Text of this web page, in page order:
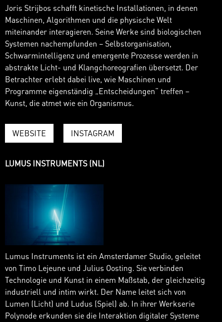
Joris Strijbos schafft kinetische Installationen, in denen
Maschinen, Algorithmen und die physische Welt
miteinander interagieren. Seine Werke sind biologischen
Systemen nachempfunden – Selbstorganisation,
Schwarmintelligenz und emergente Prozesse werden in
abstrakte Licht- und Klangchoreografien übersetzt. Der
Betrachter erlebt dabei live, wie Maschinen und
Programme eigenständig „Entscheidungen“ treffen –
Kunst, die atmet wie ein Organismus.
WEBSITE INSTAGRAM
LUMUS INSTRUMENTS (NL)
Lumus Instruments ist ein Amsterdamer Studio, geleitet
von Timo Lejeune und Julius Oosting. Sie verbinden
Technologie und Kunst in einem Maßstab, der gleichzeitig
industriell und intim wirkt. Der Name leitet sich von
Lumen (Licht) und Ludus (Spiel) ab. In ihrer Werkserie
Polynode erkunden sie die Interaktion digitaler Systeme